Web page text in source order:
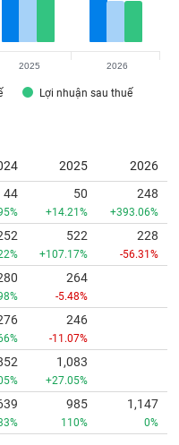
Lợi nhuận sau thuế
2025 2026
2025
2026
44 50
+14.21%
248
+393.06%
522
+107.17%
228
-56.31%
264
-5.48%
246
-11.07%
1,083
+27.05%
985
110%
1,147
0%